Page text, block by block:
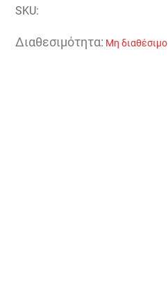
SKU:
Διαθεσιμότητα: Μη διαθέσιμο